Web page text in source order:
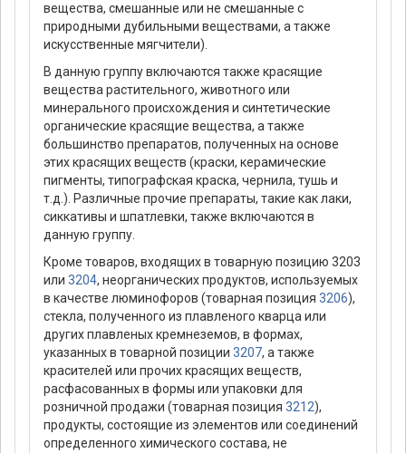
вещества, смешанные или не смешанные с
природными дубильными веществами, а также
искусственные мягчители).
В данную группу включаются также красящие
вещества растительного, животного или
минерального происхождения и синтетические
органические красящие вещества, а также
большинство препаратов, полученных на основе
этих красящих веществ (краски, керамические
пигменты, типографская краска, чернила, тушь и
т.д.). Различные прочие препараты, такие как лаки,
сиккативы и шпатлевки, также включаются в
данную группу.
Кроме товаров, входящих в товарную позицию 3203
или 3204, неорганических продуктов, используемых
в качестве люминофоров (товарная позиция 3206),
стекла, полученного из плавленого кварца или
других плавленых кремнеземов, в формах,
указанных в товарной позиции 3207, а также
красителей или прочих красящих веществ,
расфасованных в формы или упаковки для
розничной продажи (товарная позиция 3212),
продукты, состоящие из элементов или соединений
определенного химического состава, не